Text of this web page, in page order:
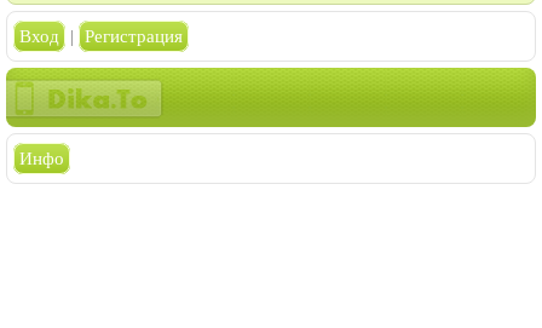
Вход | Регистрация
Инфо